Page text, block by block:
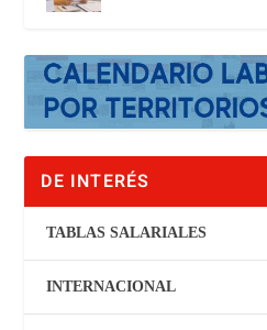
DE INTERÉS
TABLAS SALARIALES
INTERNACIONAL